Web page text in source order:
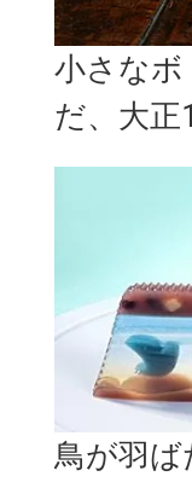
小さなボ
だ、大正
醤油店」
鳥が羽ば